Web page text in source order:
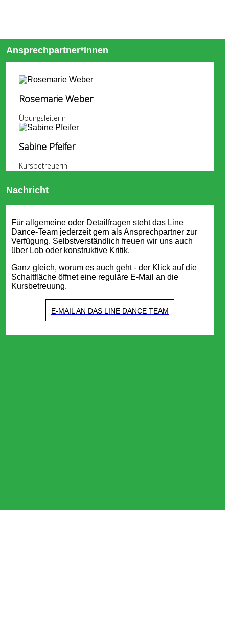
Ansprechpartner*innen
Rosemarie Weber
Übungsleiterin
Sabine Pfeifer
Kursbetreuerin
Nachricht
Für allgemeine oder Detailfragen steht das Line
Dance-Team jederzeit gern als Ansprechpartner zur
Verfügung. Selbstverständlich freuen wir uns auch
über Lob oder konstruktive Kritik.
Ganz gleich, worum es auch geht - der Klick auf die
Schaltfläche öffnet eine reguläre E-Mail an die
Kursbetreuung.
E-MAIL AN DAS LINE DANCE TEAM